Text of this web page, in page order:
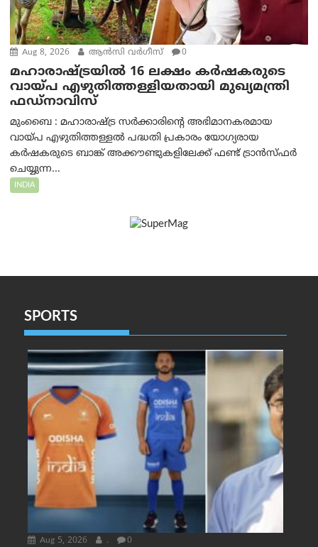
Aug 8, 2026 ആന്‍സി വര്‍ഗീസ് 0
മഹാരാഷ്ട്രയിൽ 16 ലക്ഷം കർഷകരുടെ
വായ്പ എഴുതിത്തള്ളിയതായി മുഖ്യമന്ത്രി
ഫഡ്‌നാവിസ്
മുംബൈ : മഹാരാഷ്ട്ര സർക്കാരിന്റെ അഭിമാനകരമായ
വായ്പ എഴുതിത്തള്ളൽ പദ്ധതി പ്രകാരം യോഗ്യരായ
കർഷകരുടെ ബാങ്ക് അക്കൗണ്ടുകളിലേക്ക് ഫണ്ട് ട്രാൻസ്ഫർ
ചെയ്യുന്ന...
INDIA
SPORTS
Aug 5, 2026 . 0